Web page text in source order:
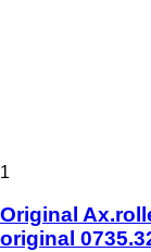
1
Original
original